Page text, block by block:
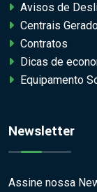
Avisos de
Centrais
Contratos
Dicas de
Equipamento
Newsletter
Assine nossa